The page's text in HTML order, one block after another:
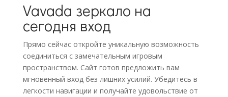
Vavada зеркало на
сегодня вход
Прямо сейчас откройте уникальную возможность
соединиться с замечательным игровым
пространством. Сайт готов предложить вам
мгновенный вход без лишних усилий. Убедитесь в
легкости навигации и получайте удовольствие от